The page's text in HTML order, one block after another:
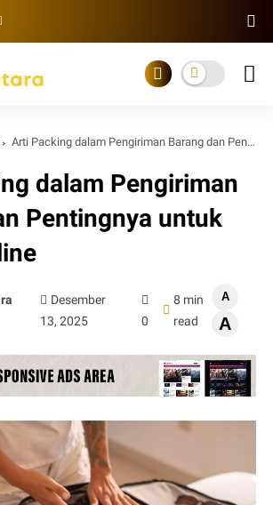
Arti Packing dalam Pengiriman Barang dan Pentingnya untuk Bisnis Online
dalam Pengiriman
Pentingnya untuk
Desember
13, 2025
0
8 min
read
A
A